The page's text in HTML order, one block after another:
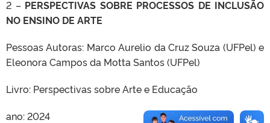
2 – PERSPECTIVAS SOBRE PROCESSOS DE INCLUSÃO
NO ENSINO DE ARTE
Pessoas Autoras: Marco Aurelio da Cruz Souza (UFPel) e
Eleonora Campos da Motta Santos (UFPel)
Livro: Perspectivas sobre Arte e Educação
ano: 2024